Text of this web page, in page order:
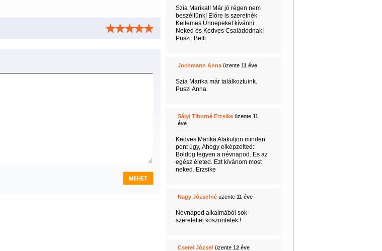
Szia Marikat! Már jó régen nem
beszéltünk! Előre is szeretnék
Kellemes Ünnepeket kívánni
Neked és Kedves Családodnak!
Puszi: Betti
Jochmann Annaüzente 11 éve
Szia Marika már találkoztuink.
Puszi Anna.
Sályi Tiborné Erzsikeüzente 11
éve
Kedves Marika Alakuljon minden
pont úgy,.Ahogy elképzelted::
Boldog legyen a névnapod. Es az
egész életed. Ezt kívánom most
neked. Erzsike
Nagy Józsefnéüzente 11 éve
Névnapod alkalmából sok
szeretettel köszöntelek !
Cserei Józsefüzente 12 éve